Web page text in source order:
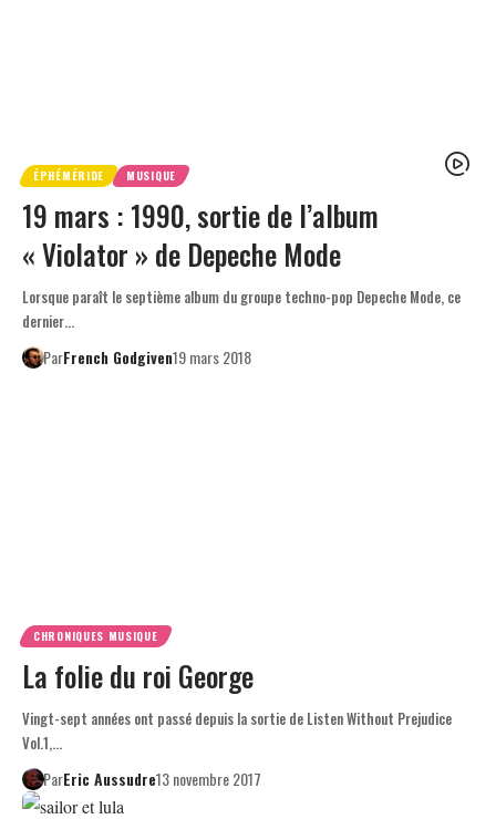
ÉPHÉMÉRIDE MUSIQUE
19 mars : 1990, sortie de l’album
« Violator » de Depeche Mode
Lorsque paraît le septième album du groupe techno-pop Depeche Mode, ce
dernier…
ParFrench Godgiven19 mars 2018
CHRONIQUES MUSIQUE
La folie du roi George
Vingt-sept années ont passé depuis la sortie de Listen Without Prejudice
Vol.1,…
ParEric Aussudre13 novembre 2017